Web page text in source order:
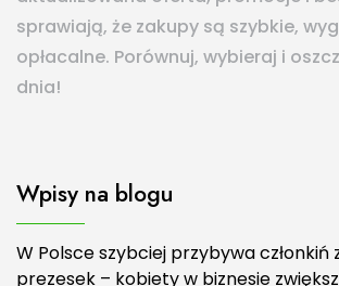
sprawiają, że zakupy są szybkie,
opłacalne. Porównuj, wybieraj i
dnia!
Wpisy na blogu
W Polsce szybciej przybywa członkiń
prezesek – kobiety w biznesie